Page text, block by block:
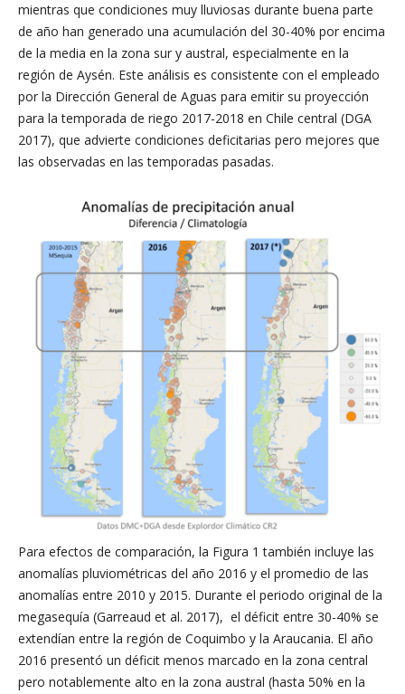
mientras que condiciones muy lluviosas durante buena parte
de año han generado una acumulación del 30-40% por encima
de la media en la zona sur y austral, especialmente en la
región de Aysén. Este análisis es consistente con el empleado
por la Dirección General de Aguas para emitir su proyección
para la temporada de riego 2017-2018 en Chile central (DGA
2017), que advierte condiciones deficitarias pero mejores que
las observadas en las temporadas pasadas.
Para efectos de comparación, la Figura 1 también incluye las
anomalías pluviométricas del año 2016 y el promedio de las
anomalías entre 2010 y 2015. Durante el periodo original de la
megasequía (Garreaud et al. 2017), el déficit entre 30-40% se
extendían entre la región de Coquimbo y la Araucania. El año
2016 presentó un déficit menos marcado en la zona central
pero notablemente alto en la zona austral (hasta 50% en la